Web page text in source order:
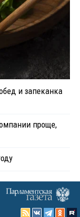
и запеканка
проще,